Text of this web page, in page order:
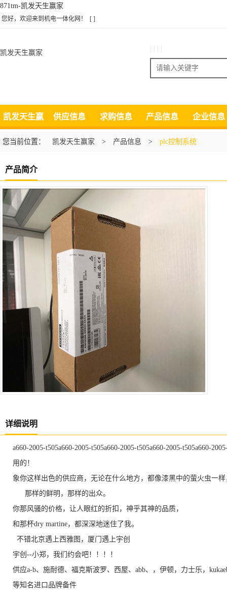
871tm-凯发天生赢家
您好，欢迎来到机电一体化网！ [ ]
凯发天生赢家
搜索
凯发天生赢
家
供应信息 求购信息 产品信息 企业信息
您当前位置： 凯发天生赢家 > 产品信息 > plc控制系统
产品简介
详细说明
a660-2005-t505a660-2005-t505a660-2005-t505a660-2005-t505a660-
用的！
象你这样出色的供应商，无论在什么地方，都像漆黑中的萤火虫一样
那样的鲜明，那样的出众。
你那风骚的价格，让人眼红的折扣，神乎其神的品质，
和那杯dry martine，都深深地迷住了我。
不错北京遇上西雅图，厦门遇上宇创
宇创--小郑，我们约会吧！！！！
供应a-b、施耐德、福克斯波罗、西屋、abb、，伊顿，力士乐，
等知名进口品牌备件